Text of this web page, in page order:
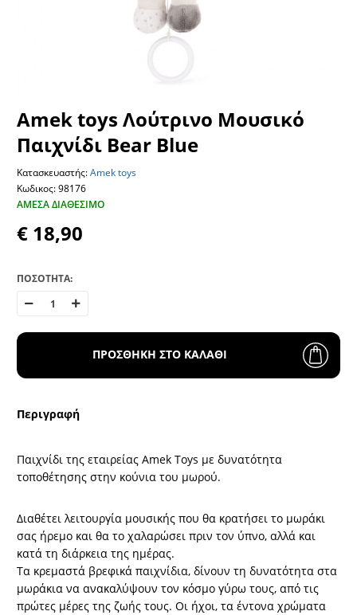
Amek toys Λούτρινο Μουσικό
Παιχνίδι Bear Blue
Κατασκευαστής:Amek toys
Κωδικος: 98176
ΆΜΕΣΑ ΔΙΑΘΈΣΙΜΟ
€ 18,90
ΠΟΣΟΤΗΤΑ:
ΠΡΟΣΘΗΚΗ ΣΤΟ ΚΑΛΑΘΙ
Περιγραφή
Παιχνίδι της εταιρείας Amek Toys με δυνατότητα
τοποθέτησης στην κούνια του μωρού.
Διαθέτει λειτουργία μουσικής που θα κρατήσει το μωράκι
σας ήρεμο και θα το χαλαρώσει πριν τον ύπνο, αλλά και
κατά τη διάρκεια της ημέρας.
Τα κρεμαστά βρεφικά παιχνίδια, δίνουν τη δυνατότητα στα
μωράκια να ανακαλύψουν τον κόσμο γύρω τους, από τις
πρώτες μέρες της ζωής τους. Οι ήχοι, τα έντονα χρώματα